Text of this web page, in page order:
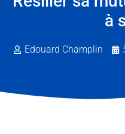
à
Edouard Champlin